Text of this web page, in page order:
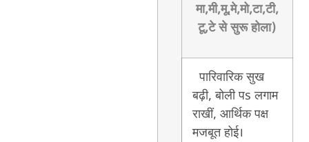
मा,मी,मू,मे,मो,टा,टी,
टू,टे से सुरू होला)
पारिवारिक सुख
बढ़ी, बोली पs लगाम
राखीं, आर्थिक पक्ष
मजबूत होई।